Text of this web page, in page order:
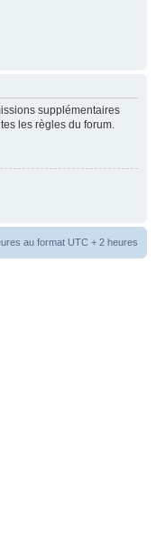
supplémentaires
les règles du forum.
au format UTC + 2 heures